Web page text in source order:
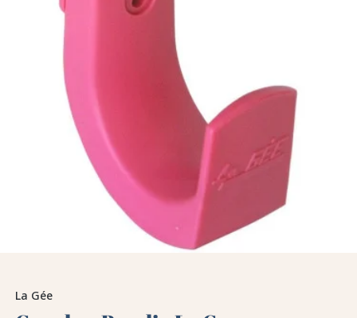
La Gée